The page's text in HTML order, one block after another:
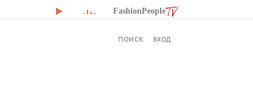
FashionPeople
ПОИСК ВХОД